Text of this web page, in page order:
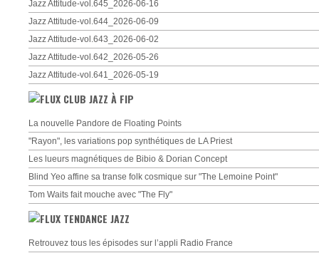
Jazz Attitude-vol.645_2026-06-16
Jazz Attitude-vol.644_2026-06-09
Jazz Attitude-vol.643_2026-06-02
Jazz Attitude-vol.642_2026-05-26
Jazz Attitude-vol.641_2026-05-19
CLUB JAZZ À FIP
La nouvelle Pandore de Floating Points
"Rayon", les variations pop synthétiques de LA Priest
Les lueurs magnétiques de Bibio & Dorian Concept
Blind Yeo affine sa transe folk cosmique sur "The Lemoine Point"
Tom Waits fait mouche avec "The Fly"
TENDANCE JAZZ
Retrouvez tous les épisodes sur l’appli Radio France